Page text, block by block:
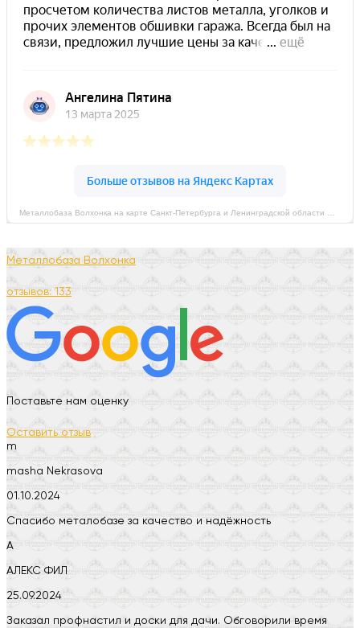
Металлобаза Волхонка
отзывов: 133
Поставьте нам оценку
Оставить отзыв
m
masha Nekrasova
01.10.2024
Спасибо металобазе за качество и надёжность
А
АЛЕКС ФИЛ
25.09.2024
Заказал профнастил и доски для дачи. Обговорили время